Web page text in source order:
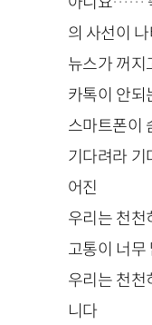
의 사선이
뉴스가 꺼지
카톡이 안되
스마트폰이
기다려라 기
어진
우리는 천천
고통이 너무
우리는 천천
니다